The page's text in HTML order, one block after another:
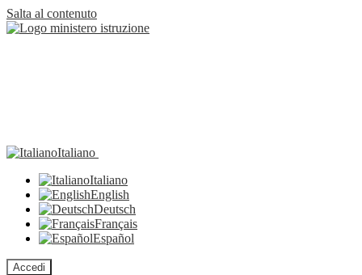
Salta al contenuto
Italiano
Italiano
English
Deutsch
Français
Español
Accedi